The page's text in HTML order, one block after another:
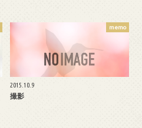
memo
2015.10.9
撮影